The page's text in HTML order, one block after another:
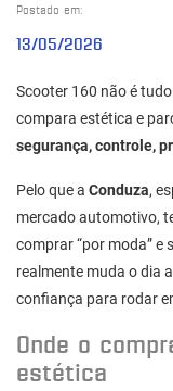
Postado em:
13/05/2026
Scooter 160 não é
compara estética e
segurança, controle,
Pelo que a Conduza,
mercado automotivo,
comprar “por moda” e
realmente muda o dia
confiança para rodar
Onde o
estética